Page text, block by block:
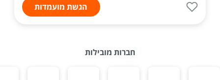
הגשת מועמדות
חברות מובילות